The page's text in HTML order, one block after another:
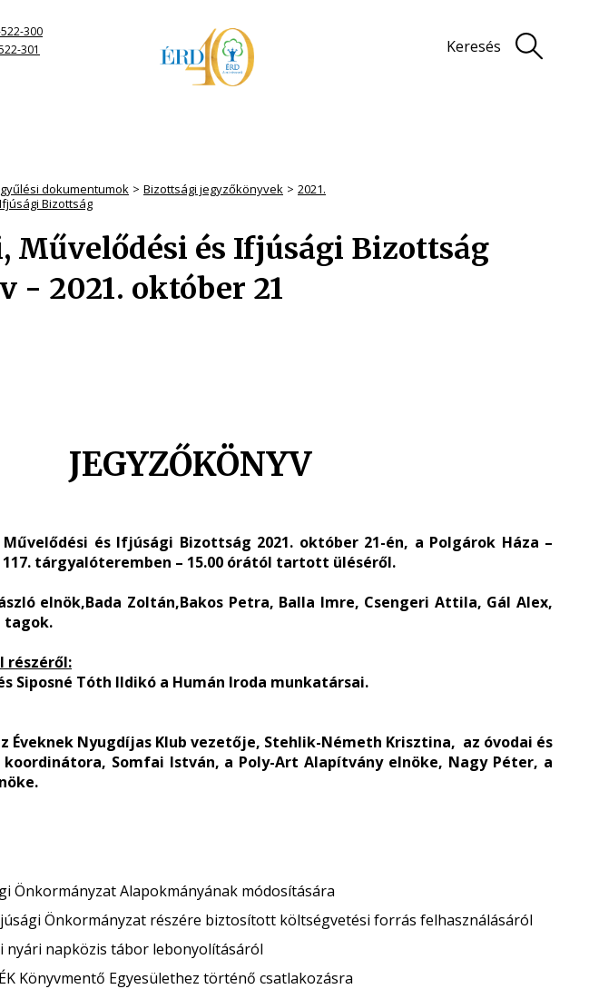
300
301
Keresés
dokumentumok Bizottsági jegyzőkönyvek
2021.
Bizottság
Művelődési és Ifjúsági Bizottság
- 2021. október 21
JEGYZŐKÖNYV
Művelődési és Ifjúsági Bizottság 2021. október 21-én, a Polgárok Háza –
117. tárgyalóteremben – 15.00 órától tartott üléséről.
elnök,Bada Zoltán,Bakos Petra, Balla Imre, Csengeri Attila, Gál Alex,
tagok.
részéről:
Siposné Tóth Ildikó a Humán Iroda munkatársai.
Éveknek Nyugdíjas Klub vezetője, Stehlik-Németh Krisztina, az óvodai és
Somfai István, a Poly-Art Alapítvány elnöke, Nagy Péter, a
Önkormányzat Alapokmányának módosítására
Önkormányzat részére biztosított költségvetési forrás felhasználásáról
nyári napközis tábor lebonyolításáról
Könyvmentő Egyesülethez történő csatlakozásra